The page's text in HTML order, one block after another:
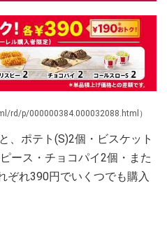
rd/p/000000384.000032088.html）
、ポテト(S)2個・ビスケット
ース・チョコパイ2個・また
ぞれ390円でいくつでも購入